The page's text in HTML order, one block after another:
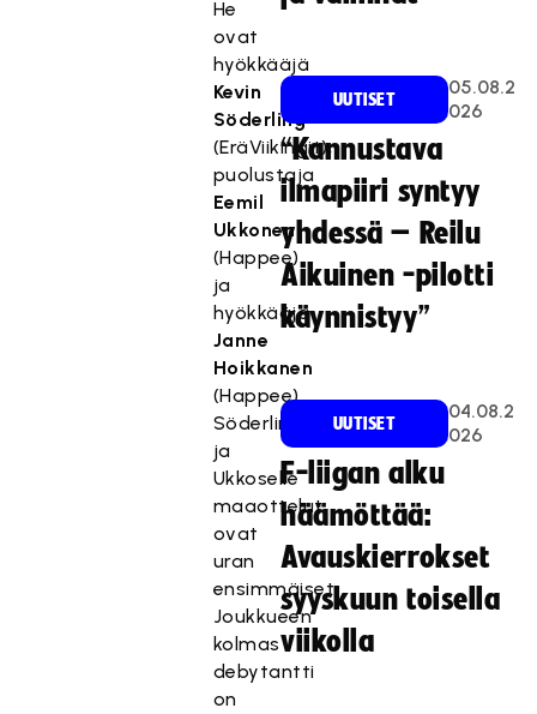
He
ovat
hyökkääjä
Kevin
Söderling
(EräViikingit),
puolustaja
Eemil
Ukkonen
(Happee)
ja
hyökkääjä
Janne
Hoikkanen
(Happee).
Söderlingille
ja
Ukkoselle
maaottelut
ovat
uran
ensimmäiset.
Joukkueen
kolmas
debytantti
on
UUTISET
05.08.2
026
“Kannustava
ilmapiiri syntyy
yhdessä – Reilu
Aikuinen -pilotti
käynnistyy”
UUTISET
04.08.2
026
F-liigan alku
häämöttää:
Avauskierrokset
syyskuun toisella
viikolla